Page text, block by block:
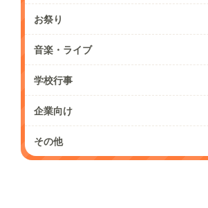
お祭り
音楽・ライブ
学校行事
企業向け
その他